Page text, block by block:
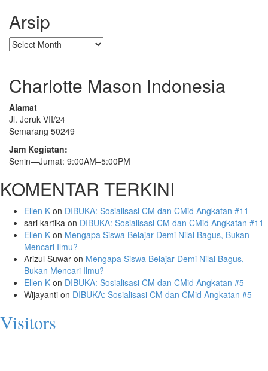
Arsip
Arsip
Charlotte Mason Indonesia
Alamat
Jl. Jeruk VII/24
Semarang 50249
Jam Kegiatan:
Senin—Jumat: 9:00AM–5:00PM
KOMENTAR TERKINI
Ellen K on DIBUKA: Sosialisasi CM dan CMid Angkatan #11
sari kartika on DIBUKA: Sosialisasi CM dan CMid Angkatan #11
Ellen K on Mengapa Siswa Belajar Demi Nilai Bagus, Bukan
Mencari Ilmu?
Arizul Suwar on Mengapa Siswa Belajar Demi Nilai Bagus,
Bukan Mencari Ilmu?
Ellen K on DIBUKA: Sosialisasi CM dan CMid Angkatan #5
Wijayanti on DIBUKA: Sosialisasi CM dan CMid Angkatan #5
Visitors